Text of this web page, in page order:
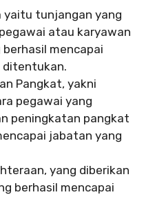
yaitu tunjangan yang
atau karyawan
berhasil mencapai
ditentukan.
Pangkat, yakni
pegawai yang
peningkatan pangkat
jabatan yang
yang diberikan
berhasil mencapai